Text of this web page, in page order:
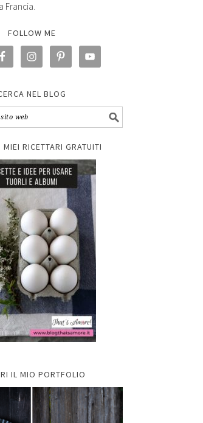
Francia.
FOLLOW ME
NEL BLOG
RICETTARI GRATUITI
IL MIO PORTFOLIO